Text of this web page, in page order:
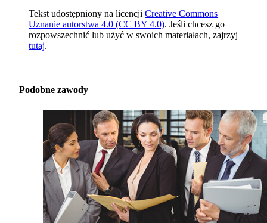
Tekst udostępniony na licencji Creative Commons
Uznanie autorstwa 4.0 (CC BY 4.0). Jeśli chcesz go
rozpowszechnić lub użyć w swoich materiałach, zajrzyj
tutaj.
Podobne zawody